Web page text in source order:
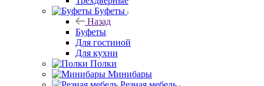
Буфеты
Назад
Буфеты
Для гостиной
Для кухни
Полки
Минибары